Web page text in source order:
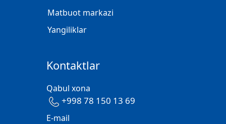
Matbuot markazi
Yangiliklar
Kontaktlar
Qabul xona
+998 78 150 13 69
E-mail